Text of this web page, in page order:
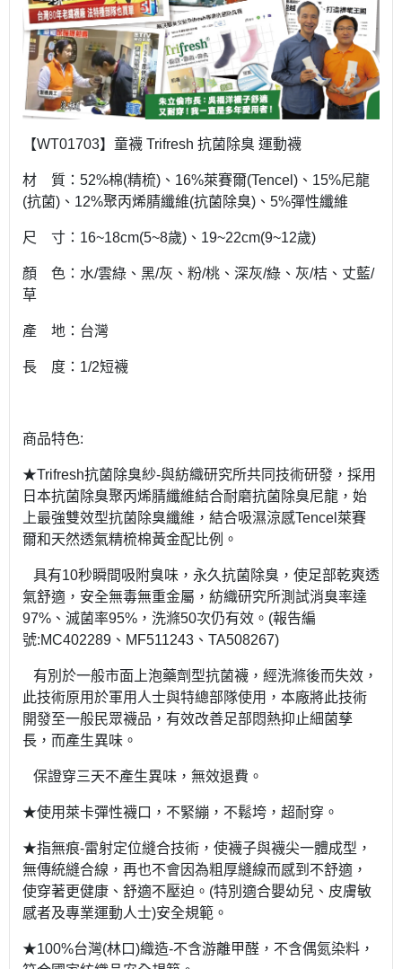
【WT01703】童襪 Trifresh 抗菌除臭 運動襪
材 質：52%棉(精梳)、16%萊賽爾(Tencel)、15%尼龍
(抗菌)、12%聚丙烯腈纖維(抗菌除臭)、5%彈性纖維
尺 寸：16~18cm(5~8歲)、19~22cm(9~12歲)
顏 色：水/雲綠、黑/灰、粉/桃、深灰/綠、灰/桔、丈藍/
草
產 地：台灣
長 度：1/2短襪
商品特色:
★Trifresh抗菌除臭紗-與紡織研究所共同技術研發，採用
日本抗菌除臭聚丙烯腈纖維結合耐磨抗菌除臭尼龍，始
上最強雙效型抗菌除臭纖維，結合吸濕涼感Tencel萊賽
爾和天然透氣精梳棉黃金配比例。
具有10秒瞬間吸附臭味，永久抗菌除臭，使足部乾爽透
氣舒適，安全無毒無重金屬，紡織研究所測試消臭率達
97%、滅菌率95%，洗滌50次仍有效。(報告編
號:MC402289、MF511243、TA508267)
有別於一般市面上泡藥劑型抗菌襪，經洗滌後而失效，
此技術原用於軍用人士與特總部隊使用，本廠將此技術
開發至一般民眾襪品，有效改善足部悶熱抑止細菌孳
長，而產生異味。
保證穿三天不產生異味，無效退費。
★使用萊卡彈性襪口，不緊繃，不鬆垮，超耐穿。
★指無痕-雷射定位縫合技術，使襪子與襪尖一體成型，
無傳統縫合線，再也不會因為粗厚縫線而感到不舒適，
使穿著更健康、舒適不壓迫。(特別適合嬰幼兒、皮膚敏
感者及專業運動人士)安全規範。
★100%台灣(林口)織造-不含游離甲醛，不含偶氮染料，